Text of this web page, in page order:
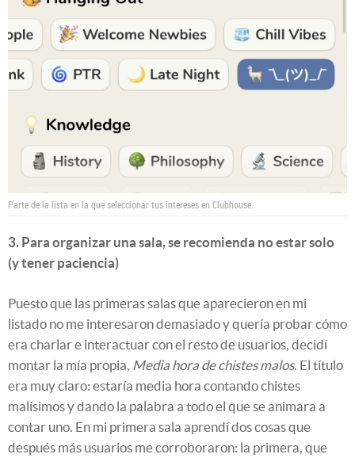
Parte de la lista en la que seleccionar tus intereses en Clubhouse.
3. Para organizar una sala, se recomienda no estar solo
(y tener paciencia)
Puesto que las primeras salas que aparecieron en mi
listado no me interesaron demasiado y quería probar cómo
era charlar e interactuar con el resto de usuarios, decidí
montar la mía propia, Media hora de chistes malos. El título
era muy claro: estaría media hora contando chistes
malísimos y dando la palabra a todo el que se animara a
contar uno. En mi primera sala aprendí dos cosas que
después más usuarios me corroboraron: la primera, que